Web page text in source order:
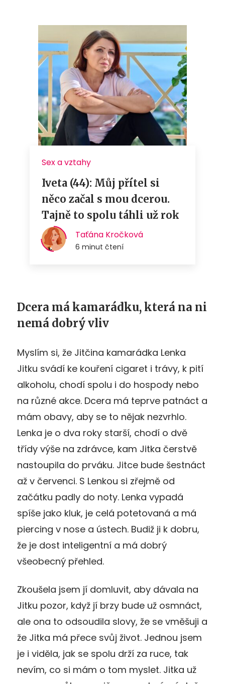
Dcera má kamarádku, která na ni
nemá dobrý vliv
Myslím si, že Jitčina kamarádka Lenka
Jitku svádí ke kouření cigaret i trávy, k pití
alkoholu, chodí spolu i do hospody nebo
na různé akce. Dcera má teprve patnáct a
mám obavy, aby se to nějak nezvrhlo.
Lenka je o dva roky starší, chodí o dvě
třídy výše na zdrávce, kam Jitka čerstvě
nastoupila do prváku. Jitce bude šestnáct
až v červenci. S Lenkou si zřejmě od
začátku padly do noty. Lenka vypadá
spíše jako kluk, je celá potetovaná a má
piercing v nose a ústech. Budiž ji k dobru,
že je dost inteligentní a má dobrý
všeobecný přehled.
Zkoušela jsem jí domluvit, aby dávala na
Jitku pozor, když jí brzy bude už osmnáct,
ale ona to odsoudila slovy, že se vměšuji a
že Jitka má přece svůj život. Jednou jsem
je i viděla, jak se spolu drží za ruce, tak
nevím, co si mám o tom myslet. Jitka už